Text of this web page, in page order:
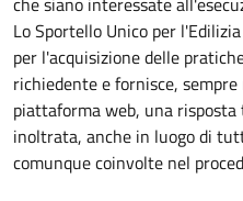
Lo Sportello Unico per
per l'acquisizione delle
richiedente e fornisce,
piattaforma web, una
inoltrata, anche in luogo di
comunque coinvolte nel